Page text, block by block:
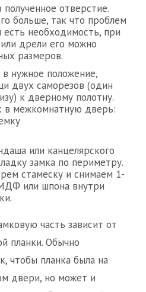
отверстие.
больше, так что проблем
есть необходимость, при
дрели его можно
размеров.
нужное положение,
двух саморезов (один
к дверному полотну.
в межкомнатную дверь:
или канцелярского
замка по периметру.
стамеску и снимаем 1-
или шпона внутри
часть зависит от
планки. Обычно
чтобы планка была на
двери, но может и